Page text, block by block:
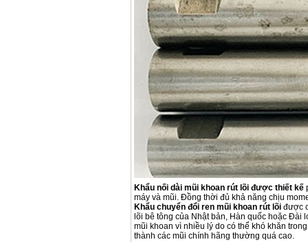
Khẩu nối dài mũi khoan rút lõi được thiết kế
máy và mũi. Đồng thời đủ khả năng chịu
Khẩu chuyển đổi ren mũi khoan rút lõi được
lõi bê tông của Nhật bản, Hàn quốc hoặc Đài
mũi khoan vì nhiều lý do có thể khó khăn
thành các mũi chính hãng thường quá cao.